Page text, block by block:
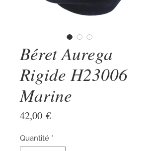
Béret Aurega
Rigide H23006
Marine
42,00 €Prix
Quantité *